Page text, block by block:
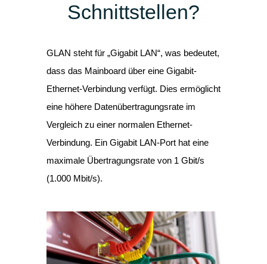
Schnittstellen?
GLAN steht für „Gigabit LAN“, was bedeutet,
dass das Mainboard über eine Gigabit-
Ethernet-Verbindung verfügt. Dies ermöglicht
eine höhere Datenübertragungsrate im
Vergleich zu einer normalen Ethernet-
Verbindung. Ein Gigabit LAN-Port hat eine
maximale Übertragungsrate von 1 Gbit/s
(1.000 Mbit/s).